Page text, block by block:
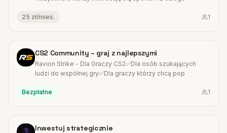
25 zł/mies. 1
#20 CS2 Community – graj z najlepszymi
Ravion Strike - Dla Graczy CS2✅Dla osób szukających
ludzi do wspólnej gry✅Dla graczy którzy chcą pop
Bezpłatne 1
#21 Inwestuj strategicznie